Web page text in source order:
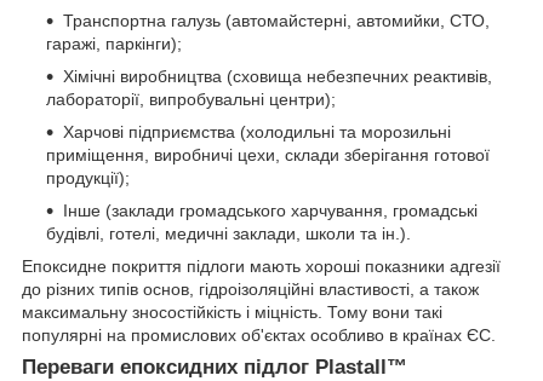
Транспортна галузь (автомайстерні, автомийки, СТО,
гаражі, паркінги);
Хімічні виробництва (сховища небезпечних реактивів,
лабораторії, випробувальні центри);
Харчові підприємства (холодильні та морозильні
приміщення, виробничі цехи, склади зберігання готової
продукції);
Інше (заклади громадського харчування, громадські
будівлі, готелі, медичні заклади, школи та ін.).
Епоксидне покриття підлоги мають хороші показники адгезії
до різних типів основ, гідроізоляційні властивості, а також
максимальну зносостійкість і міцність. Тому вони такі
популярні на промислових об'єктах особливо в країнах ЄС.
Переваги епоксидних підлог Plastall™